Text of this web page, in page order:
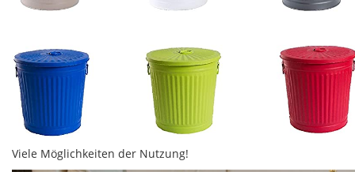
Viele Möglichkeiten der Nutzung!